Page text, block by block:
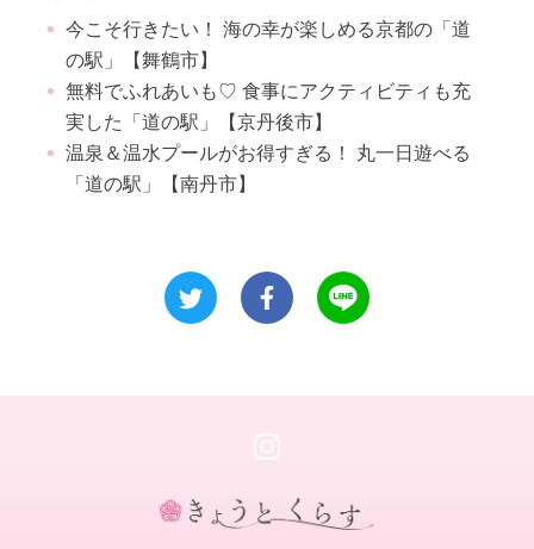
今こそ行きたい！ 海の幸が楽しめる京都の「道
の駅」【舞鶴市】
無料でふれあいも♡ 食事にアクティビティも充
実した「道の駅」【京丹後市】
温泉＆温水プールがお得すぎる！ 丸一日遊べる
「道の駅」【南丹市】